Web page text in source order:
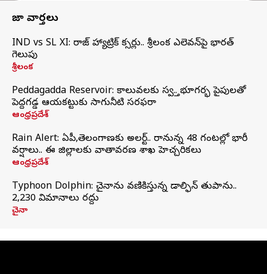
తాజా వార్తలు
IND vs SL XI: సిరాజ్‌ హ్యాట్రిక్‌ సిక్సర్లు.. శ్రీలంక ఎలెవన్‌పై భారత్‌
గెలుపు
శ్రీలంక
Peddagadda Reservoir: కాలువలకు స్వస్తి.. భూగర్భ పైపులతో
పెద్దగడ్డ ఆయకట్టుకు సాగునీటి సరఫరా
ఆంధ్రప్రదేశ్
Rain Alert: ఏపీ,తెలంగాణకు అలర్ట్.. రానున్న 48 గంటల్లో భారీ
వర్షాలు.. ఈ జిల్లాలకు వాతావరణ శాఖ హెచ్చరికలు
ఆంధ్రప్రదేశ్
Typhoon Dolphin: చైనాను వణికిస్తున్న డాల్ఫిన్‌ తుపాను..
2,230 విమానాలు రద్దు
చైనా